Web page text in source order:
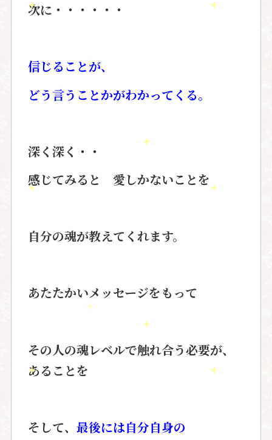
次に・・・・・・
信じることが、
どう言うことかがわかってくる。
深く深く・・
感じてみると 愛しかないことを
自分の魂が教えてくれます。
あたたかいメッセージをもって
その人の魂レベルで触れ合う必要が、
あることを
そして、 最後には自分自身の